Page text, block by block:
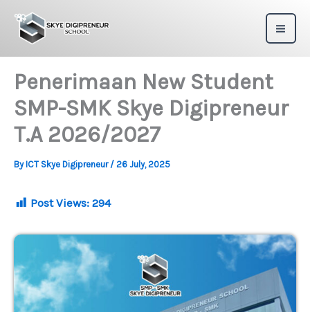
content
Penerimaan New Student
SMP-SMK Skye Digipreneur
T.A 2026/2027
By ICT Skye Digipreneur / 26 July, 2025
Post Views: 294